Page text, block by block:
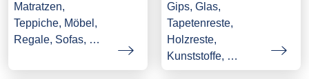
Matratzen,
Teppiche, Möbel,
Regale, Sofas, …
Gips, Glas,
Tapetenreste,
Holzreste,
Kunststoffe, …